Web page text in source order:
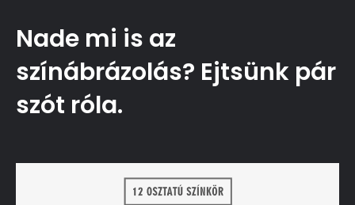
Nade mi is az
színábrázolás? Ejtsünk pár
szót róla.